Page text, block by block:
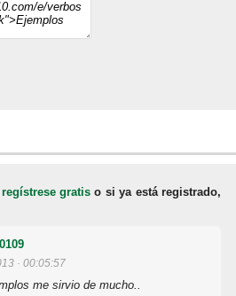
regístrese gratis o si ya está registrado,
· 00:05:57
me sirvio de mucho..